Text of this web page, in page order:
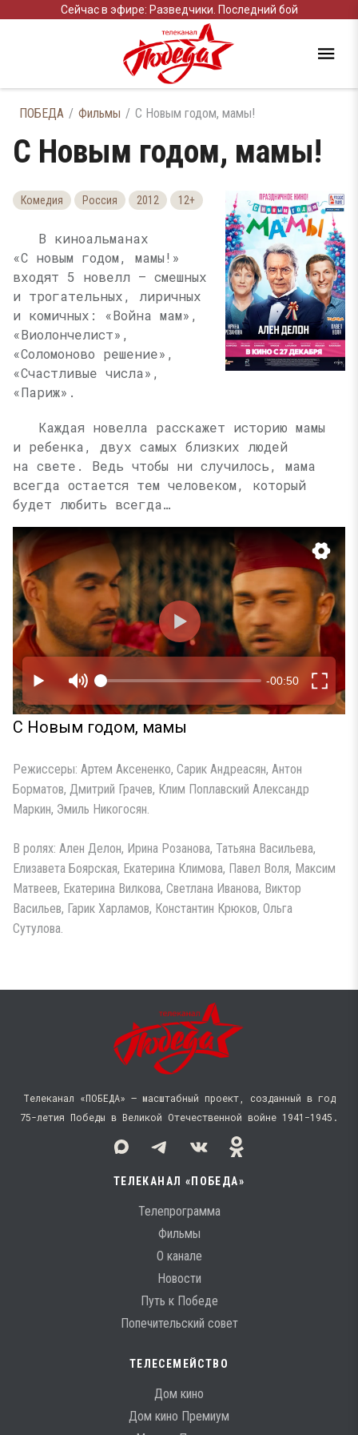
Сейчас в эфире: Разведчики. Последний бой
ПОБЕДА Фильмы С Новым годом, мамы!
С Новым годом, мамы!
Комедия Россия 2012 12+
В киноальманах
«С новым годом, мамы!»
входят 5 новелл — смешных
и трогательных, лиричных
и комичных: «Война мам»,
«Виолончелист»,
«Соломоново решение»,
«Счастливые числа»,
«Париж».
Каждая новелла расскажет историю мамы
и ребенка, двух самых близких людей
на свете. Ведь чтобы ни случилось, мама
всегда остается тем человеком, который
будет любить всегда…
С Новым годом, мамы
Режиссеры: Артем Аксененко, Сарик Андреасян, Антон
Борматов, Дмитрий Грачев, Клим Поплавский Александр
Маркин, Эмиль Никогосян.
В ролях: Ален Делон, Ирина Розанова, Татьяна Васильева,
Елизавета Боярская, Екатерина Климова, Павел Воля, Максим
Матвеев, Екатерина Вилкова, Светлана Иванова, Виктор
Васильев, Гарик Харламов, Константин Крюков, Ольга
Сутулова.
Телеканал «ПОБЕДА» — масштабный проект, созданный в год
75-летия Победы в Великой Отечественной войне 1941−1945.
ТЕЛЕКАНАЛ «ПОБЕДА»
Телепрограмма
Фильмы
О канале
Новости
Путь к Победе
Попечительский совет
ТЕЛЕСЕМЕЙСТВО
Дом кино
Дом кино Премиум